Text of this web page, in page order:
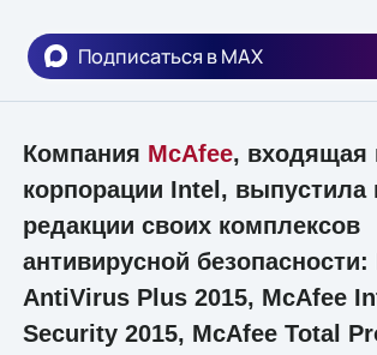
Подписаться в MAX
Компания McAfee, входящая
корпорации Intel, выпустила
редакции своих комплексов
антивирусной безопасности:
AntiVirus Plus 2015, McAfee
Security 2015, McAfee Total